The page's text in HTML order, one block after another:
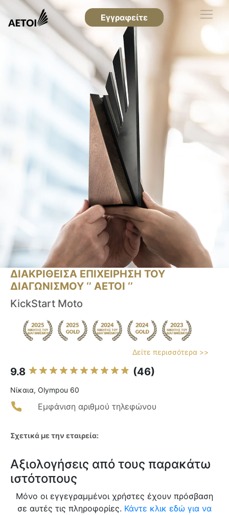
Εγγραφείτε
ΔΙΑΚΡΙΘΕΙΣΑ ΕΠΙΧΕΙΡΗΣΗ ΤΟΥ
ΔΙΑΓΩΝΙΣΜΟΥ ‘’ ΑΕΤΟΙ ‘’
KickStart Moto
Δείτε περισσότερα >>
9.8 (46)
Νίκαια, Olympou 60
Εμφάνιση αριθμού τηλεφώνου
Σχετικά με την εταιρεία:
Αξιολογήσεις από τους παρακάτω
ιστότοπους
Μόνο οι εγγεγραμμένοι χρήστες έχουν πρόσβαση
σε αυτές τις πληροφορίες. Κάντε κλικ εδώ για να